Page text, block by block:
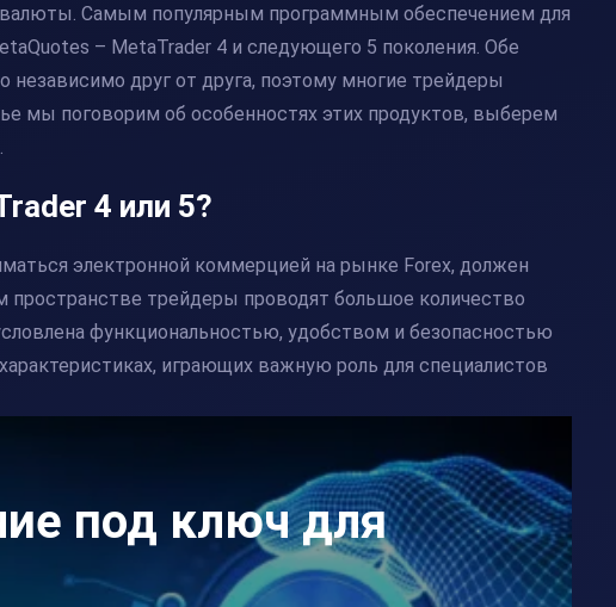
Самым популярным программным обеспечением для
– MetaTrader 4 и следующего 5 поколения. Обе
друг от друга, поэтому многие трейдеры
мы поговорим об особенностях этих продуктов, выберем
4 или 5?
электронной коммерцией на рынке Forex, должен
трейдеры проводят большое количество
функциональностью, удобством и безопасностью
играющих важную роль для специалистов
под ключ для